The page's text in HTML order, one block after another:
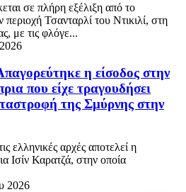
σε πλήρη εξέλιξη από το
Τσανταρλί του Ντικιλί, στη
με τις φλόγε...
η είσοδος στην
που είχε τραγουδήσει
της Σμύρνης στην
ελληνικές αρχές αποτελεί η
Ισίν Καρατζά, στην οποία
2026